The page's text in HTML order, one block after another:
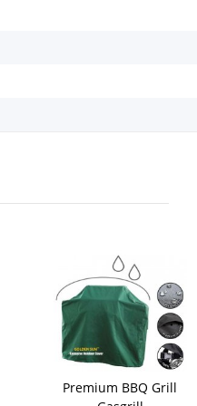
Premium BBQ Grill